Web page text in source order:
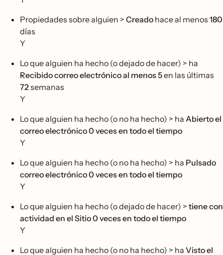
Propiedades sobre alguien > Creado hace al menos 180
días
Y
Lo que alguien ha hecho (o dejado de hacer) > ha
Recibido correo electrónico al menos 5en las últimas
72semanas
Y
Lo que alguien ha hecho (o no ha hecho) > ha Abierto el
correo electrónico 0 vecesen todo el tiempo
Y
Lo que alguien ha hecho (o no ha hecho) > ha Pulsado
correo electrónico 0 veces en todo el tiempo
Y
Lo que alguien ha hecho (o dejado de hacer) > tiene con
actividad en el Sitio 0 vecesen todo el tiempo
Y
Lo que alguien ha hecho (o no ha hecho) > ha Visto el